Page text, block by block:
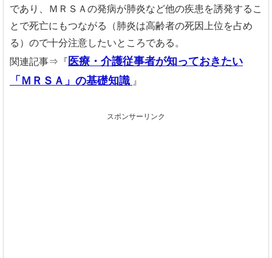
であり、ＭＲＳＡの発病が肺炎など他の疾患を誘発するこ
とで死亡にもつながる（肺炎は高齢者の死因上位を占め
る）ので十分注意したいところである。
関連記事⇒『 医療・介護従事者が知っておきたい
「ＭＲＳＡ」の基礎知識 』
スポンサーリンク